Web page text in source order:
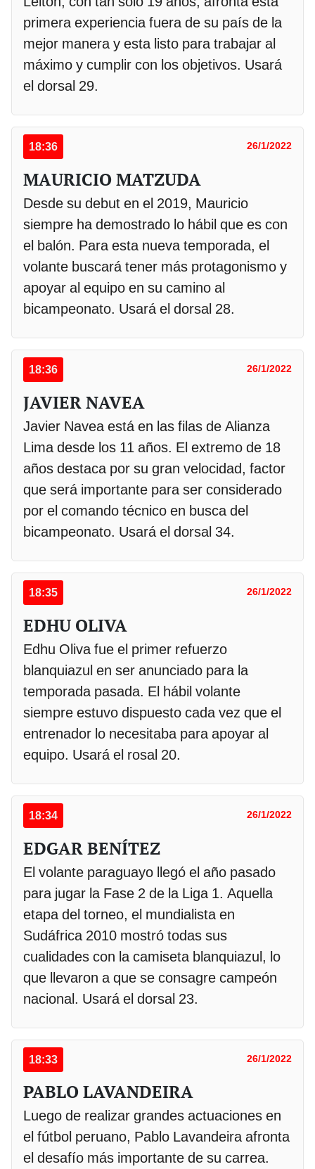
primera experiencia fuera de su país de la
mejor manera y esta listo para trabajar al
máximo y cumplir con los objetivos. Usará
el dorsal 29.
18:36 26/1/2022
MAURICIO MATZUDA
Desde su debut en el 2019, Mauricio
siempre ha demostrado lo hábil que es con
el balón. Para esta nueva temporada, el
volante buscará tener más protagonismo y
apoyar al equipo en su camino al
bicampeonato. Usará el dorsal 28.
18:36 26/1/2022
JAVIER NAVEA
Javier Navea está en las filas de Alianza
Lima desde los 11 años. El extremo de 18
años destaca por su gran velocidad, factor
que será importante para ser considerado
por el comando técnico en busca del
bicampeonato. Usará el dorsal 34.
18:35 26/1/2022
EDHU OLIVA
Edhu Oliva fue el primer refuerzo
blanquiazul en ser anunciado para la
temporada pasada. El hábil volante
siempre estuvo dispuesto cada vez que el
entrenador lo necesitaba para apoyar al
equipo. Usará el rosal 20.
18:34 26/1/2022
EDGAR BENÍTEZ
El volante paraguayo llegó el año pasado
para jugar la Fase 2 de la Liga 1. Aquella
etapa del torneo, el mundialista en
Sudáfrica 2010 mostró todas sus
cualidades con la camiseta blanquiazul, lo
que llevaron a que se consagre campeón
nacional. Usará el dorsal 23.
18:33 26/1/2022
PABLO LAVANDEIRA
Luego de realizar grandes actuaciones en
el fútbol peruano, Pablo Lavandeira afronta
el desafío más importante de su carrea.